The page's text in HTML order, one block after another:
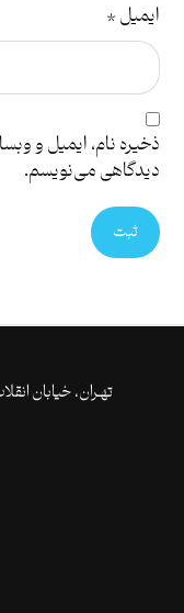
ایمیل*
ذخیره نام، ایمیل و
دیدگاهی می‌نویسم.
ثبت